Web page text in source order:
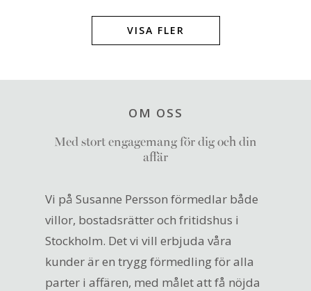
VISA FLER
OM OSS
Med stort engagemang för dig och din
affär
Vi på Susanne Persson förmedlar både
villor, bostadsrätter och fritidshus i
Stockholm. Det vi vill erbjuda våra
kunder är en trygg förmedling för alla
parter i affären, med målet att få nöjda